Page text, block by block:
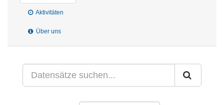
Aktivitäten
Über uns